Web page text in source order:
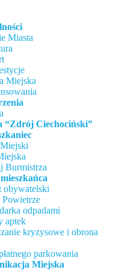
Miasta
Miejska
“Zdrój Ciechociński”
Burmistrza
obywatelski
Powietrze
odpadami
aptek
kryzysowe i obrona
parkowania
Miejska